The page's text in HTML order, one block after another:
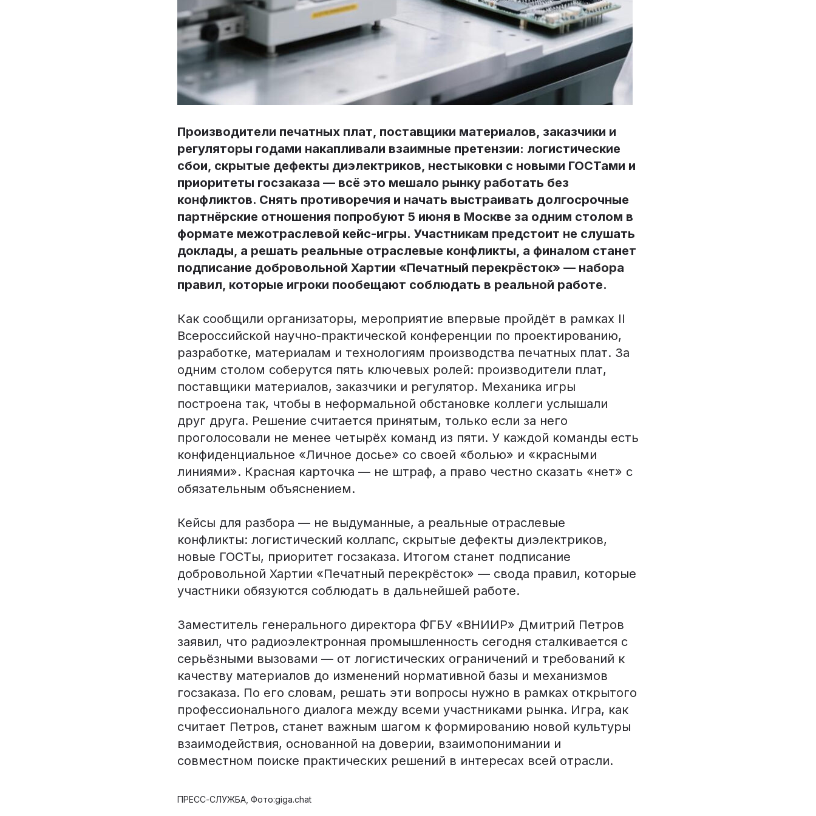
Производители печатных плат, поставщики материалов, заказчики и
регуляторы годами накапливали взаимные претензии: логистические
сбои, скрытые дефекты диэлектриков, нестыковки с новыми ГОСТами и
приоритеты госзаказа — всё это мешало рынку работать без
конфликтов. Снять противоречия и начать выстраивать долгосрочные
партнёрские отношения попробуют 5 июня в Москве за одним столом в
формате межотраслевой кейс-игры. Участникам предстоит не слушать
доклады, а решать реальные отраслевые конфликты, а финалом станет
подписание добровольной Хартии «Печатный перекрёсток» — набора
правил, которые игроки пообещают соблюдать в реальной работе.
Как сообщили организаторы, мероприятие впервые пройдёт в рамках II
Всероссийской научно-практической конференции по проектированию,
разработке, материалам и технологиям производства печатных плат. За
одним столом соберутся пять ключевых ролей: производители плат,
поставщики материалов, заказчики и регулятор. Механика игры
построена так, чтобы в неформальной обстановке коллеги услышали
друг друга. Решение считается принятым, только если за него
проголосовали не менее четырёх команд из пяти. У каждой команды есть
конфиденциальное «Личное досье» со своей «болью» и «красными
линиями». Красная карточка — не штраф, а право честно сказать «нет» с
обязательным объяснением.
Кейсы для разбора — не выдуманные, а реальные отраслевые
конфликты: логистический коллапс, скрытые дефекты диэлектриков,
новые ГОСТы, приоритет госзаказа. Итогом станет подписание
добровольной Хартии «Печатный перекрёсток» — свода правил, которые
участники обязуются соблюдать в дальнейшей работе.
Заместитель генерального директора ФГБУ «ВНИИР» Дмитрий Петров
заявил, что радиоэлектронная промышленность сегодня сталкивается с
серьёзными вызовами — от логистических ограничений и требований к
качеству материалов до изменений нормативной базы и механизмов
госзаказа. По его словам, решать эти вопросы нужно в рамках открытого
профессионального диалога между всеми участниками рынка. Игра, как
считает Петров, станет важным шагом к формированию новой культуры
взаимодействия, основанной на доверии, взаимопонимании и
совместном поиске практических решений в интересах всей отрасли.
ПРЕСС-СЛУЖБА, Фото:giga.chat